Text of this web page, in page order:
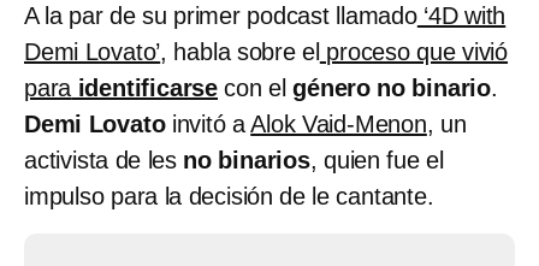
A la par de su primer podcast llamado‘4D with
Demi Lovato’, habla sobre el proceso que vivió
para identificarse con elgénero no binario.
Demi Lovatoinvitó aAlok Vaid-Menon, un
activista de les no binarios, quien fue el
impulso para la decisión de le cantante.